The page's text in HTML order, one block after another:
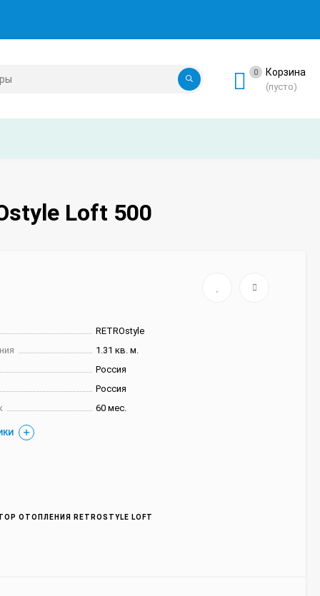
0 Корзина
(пусто)
Loft 500
RETROstyle
1.31 кв. м.
Россия
Россия
60 мес.
ОТОПЛЕНИЯ RETROSTYLE LOFT